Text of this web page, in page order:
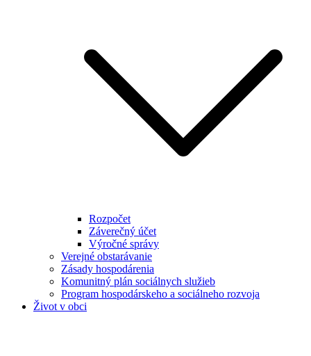
Rozpočet
Záverečný účet
Výročné správy
Verejné obstarávanie
Zásady hospodárenia
Komunitný plán sociálnych služieb
Program hospodárskeho a sociálneho rozvoja
Život v obci